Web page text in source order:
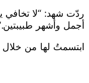
ردّت شهد: “لا تخافي
أجمل وأشهر
ابتسمتُ لها من